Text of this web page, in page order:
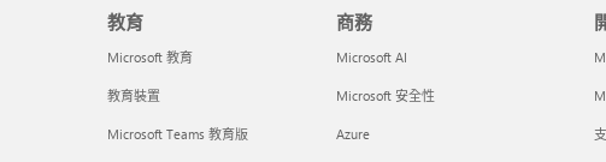
教育
Microsoft 教育
教育裝置
Microsoft Teams 教育版
商務
Microsoft AI
Microsoft 安全性
Azure